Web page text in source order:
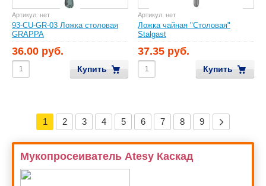
Мукопросеиватель Atesy Каскад
Артикул: нет
93-CU-GR-03 Ложка столовая
GRAPPA
36.00 руб.
Купить
Артикул: нет
Ложка чайная "Столовая"
Stalgast
37.35 руб.
Купить
1 2 3 4 5 6 7 8 9